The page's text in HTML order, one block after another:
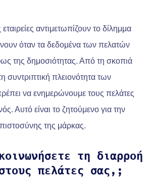
αντιμετωπίζουν το δίλημμα
όταν τα δεδομένα των πελατών
της δημοσιότητας. Από τη σκοπιά
συντριπτική πλειονότητα των
να ενημερώνουμε τους πελάτες
Αυτό είναι το ζητούμενο για την
της μάρκας.
τη διαρροή
πελάτες σας,;